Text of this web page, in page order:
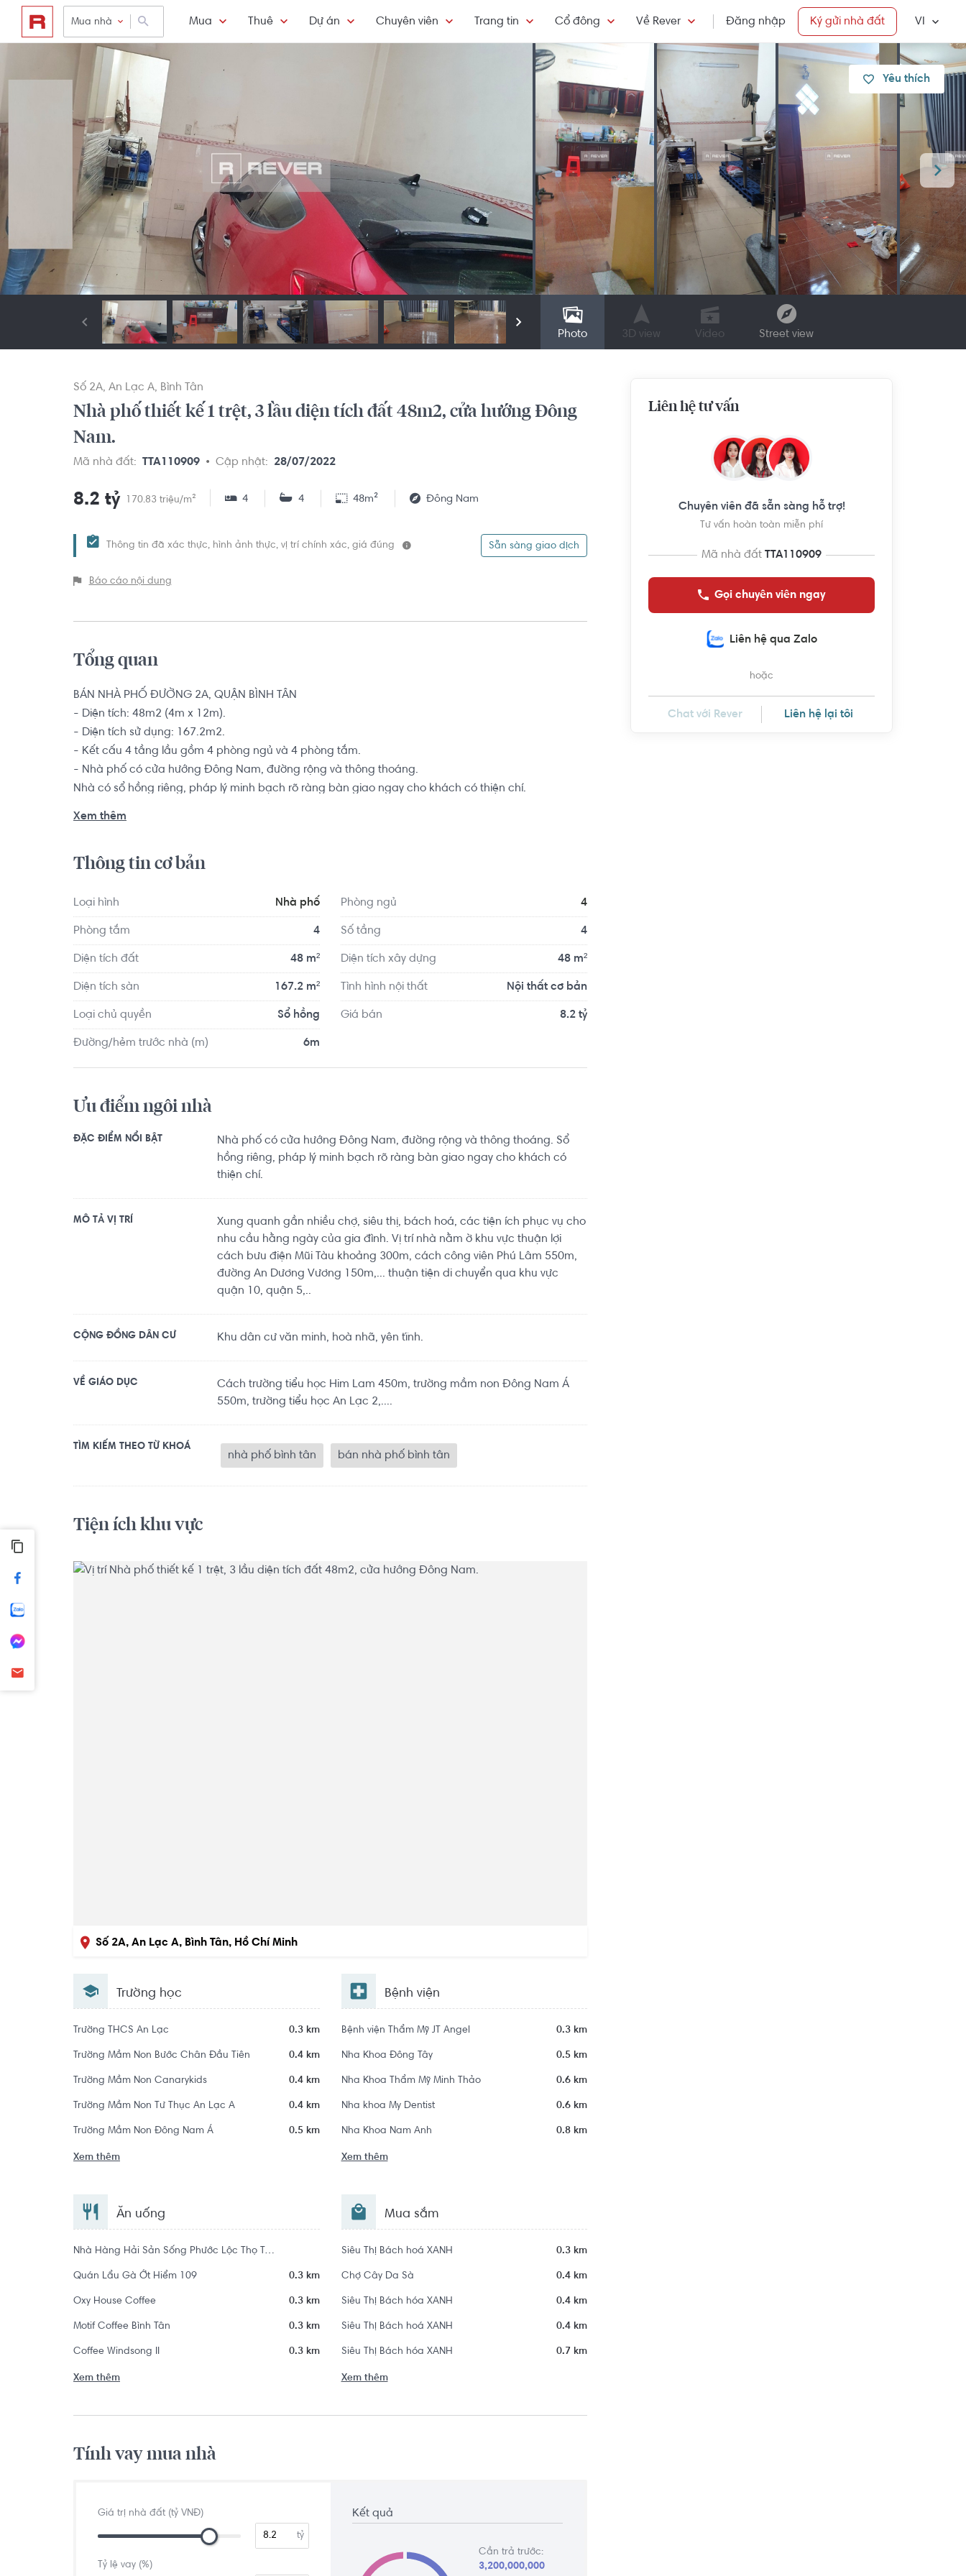
Mua nhà Mua Thuê Dự án Chuyên viên Trang tin Cổ đông Về Rever Đăng nhập Ký gửi nhà đất VI
Yêu thích
Photo 3D view Video Street view
Số 2A An Lạc A Bình Tân
Nhà phố thiết kế 1 trệt, 3 lầu diện tích đất 48m2, cửa hướng Đông
Nam.
Mã nhà đất: TTA110909 Cập nhật: 28/07/2022
8.2 tỷ 170.83 triệu/m² 4 4 48m² Đông Nam
Thông tin đã xác thực, hình ảnh thực, vị trí chính xác, giá đúng Sẵn sàng giao dịch
Báo cáo nội dung
Tổng quan
BÁN NHÀ PHỐ ĐƯỜNG 2A, QUẬN BÌNH TÂN
- Diện tích: 48m2 (4m x 12m).
- Diện tích sử dụng: 167.2m2.
- Kết cấu 4 tầng lầu gồm 4 phòng ngủ và 4 phòng tắm.
- Nhà phố có cửa hướng Đông Nam, đường rộng và thông thoáng.
Nhà có sổ hồng riêng, pháp lý minh bạch rõ ràng bàn giao ngay cho khách có thiện chí.
Phú Lâm 550m, đường An Dương Vương 150m,... thuận tiện di chuyển qua khu vực quận 10, quận
Xem thêm
Thông tin cơ bản
Loại hình Nhà phố Phòng ngủ 4
Phòng tắm 4 Số tầng 4
Diện tích đất 48 m² Diện tích xây dựng 48 m²
Diện tích sàn 167.2 m² Tình hình nội thất Nội thất cơ bản
Loại chủ quyền Sổ hồng Giá bán 8.2 tỷ
Đường/hẻm trước nhà (m) 6m
Ưu điểm ngôi nhà
ĐẶC ĐIỂM NỔI BẬT
Nhà phố có cửa hướng Đông Nam, đường rộng và thông thoáng. Sổ
hồng riêng, pháp lý minh bạch rõ ràng bàn giao ngay cho khách có
thiện chí.
MÔ TẢ VỊ TRÍ
Xung quanh gần nhiều chợ, siêu thị, bách hoá, các tiện ích phục vụ cho
nhu cầu hằng ngày của gia đình. Vị trí nhà nằm ờ khu vực thuận lợi
cách bưu điện Mũi Tàu khoảng 300m, cách công viên Phú Lâm 550m,
đường An Dương Vương 150m,... thuận tiện di chuyển qua khu vực
quận 10, quận 5,..
CỘNG ĐỒNG DÂN CƯ Khu dân cư văn minh, hoà nhã, yên tĩnh.
VỀ GIÁO DỤC
Cách trường tiểu học Him Lam 450m, trường mầm non Đông Nam Á
550m, trường tiểu học An Lạc 2,....
TÌM KIẾM THEO TỪ KHOÁ
nhà phố bình tân bán nhà phố bình tân
Tiện ích khu vực
Số 2A, An Lạc A, Bình Tân, Hồ Chí Minh
Trường học
Trường THCS An Lạc 0.3 km
Trường Mầm Non Bước Chân Đầu Tiên 0.4 km
Trường Mầm Non Canarykids 0.4 km
Trường Mầm Non Tư Thục An Lạc A 0.4 km
Trường Mầm Non Đông Nam Á 0.5 km
Xem thêm
Bệnh viện
Bệnh viện Thẩm Mỹ JT Angel 0.3 km
Nha Khoa Đông Tây 0.5 km
Nha Khoa Thẩm Mỹ Minh Thảo 0.6 km
Nha khoa My Dentist 0.6 km
Nha Khoa Nam Anh 0.8 km
Xem thêm
Ăn uống
Nhà Hàng Hải Sản Sống Phước Lộc Thọ Tân Phát
Quán Lẩu Gà Ớt Hiểm 109 0.3 km
Oxy House Coffee 0.3 km
Motif Coffee Bình Tân 0.3 km
Coffee Windsong II 0.3 km
Xem thêm
Mua sắm
Siêu Thị Bách hoá XANH 0.3 km
Chợ Cây Da Sà 0.4 km
Siêu Thị Bách hóa XANH 0.4 km
Siêu Thị Bách hoá XANH 0.4 km
Siêu Thị Bách hóa XANH 0.7 km
Xem thêm
Tính vay mua nhà
Giá trị nhà đất (tỷ VNĐ)
tỷ
Tỷ lệ vay (%)
Kết quả
Cần trả trước:
3,200,000,000
Liên hệ tư vấn
Chuyên viên đã sẵn sàng hỗ trợ!
Tư vấn hoàn toàn miễn phí
Mã nhà đất TTA110909
Gọi chuyên viên ngay
Liên hệ qua Zalo
hoặc
Chat với Rever Liên hệ lại tôi